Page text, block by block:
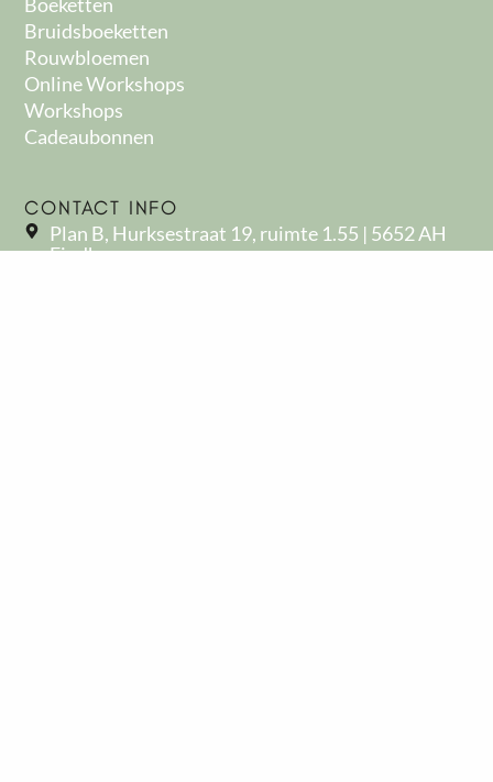
Bruidsboeketten
Rouwbloemen
Online Workshops
Workshops
Cadeaubonnen
CONTACT INFO
Plan B, Hurksestraat 19, ruimte 1.55 | 5652 AH
Eindhoven